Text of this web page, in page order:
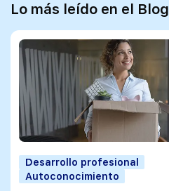
Lo más leído en el Blog
Desarrollo profesional
Autoconocimiento